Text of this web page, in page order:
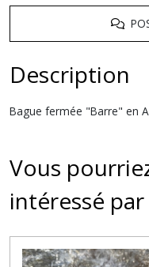
Description
Bague fermée "Barre" en
Vous
intéressé par